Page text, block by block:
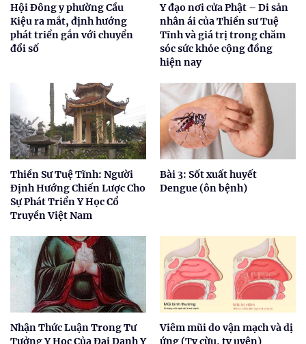
Hội Đông y phường Cầu
Kiệu ra mắt, định hướng
phát triển gắn với chuyển
đổi số
Y đạo nơi cửa Phật – Di sản
nhân ái của Thiền sư Tuệ
Tĩnh và giá trị trong chăm
sóc sức khỏe cộng đồng
hiện nay
Thiền Sư Tuệ Tĩnh: Người
Định Hướng Chiến Lược Cho
Sự Phát Triển Y Học Cổ
Truyền Việt Nam
Bài 3: Sốt xuất huyết
Dengue (ôn bệnh)
Nhận Thức Luận Trong Tư
Tưởng Y Học Của Đại Danh Y
Viêm mũi do vận mạch và dị
ứng (Tỵ cừu, tỵ uyên)